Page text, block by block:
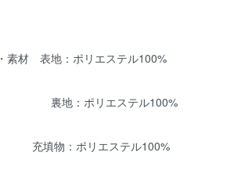
・素材 表地：ポリエステル100%
裏地：ポリエステル100%
充填物：ポリエステル100%